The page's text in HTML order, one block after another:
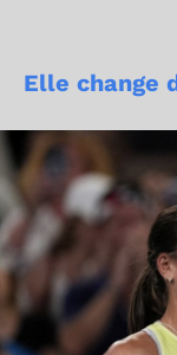
Elle change